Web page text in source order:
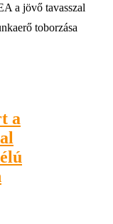
a jövő tavasszal
toborzása
a